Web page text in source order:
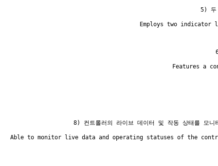
5) 두
Employs two indicator
Features a
8) 컨트롤러의 라이브 데이터 및 작동 상태를 모
Able to monitor live data and operating statuses of the